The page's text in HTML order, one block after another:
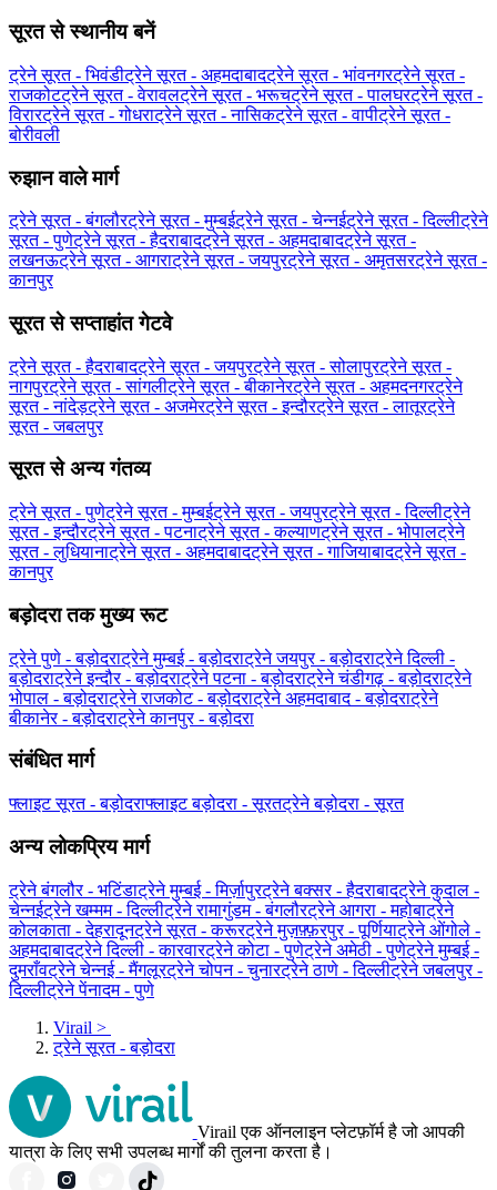
सूरत से स्थानीय बनें
ट्रेने सूरत - भिवंडीट्रेने सूरत - अहमदाबादट्रेने सूरत - भांवनगरट्रेने सूरत -
राजकोटट्रेने सूरत - वेरावलट्रेने सूरत - भरूचट्रेने सूरत - पालघरट्रेने सूरत -
विरारट्रेने सूरत - गोधराट्रेने सूरत - नासिकट्रेने सूरत - वापीट्रेने सूरत -
बोरीवली
रुझान वाले मार्ग
ट्रेने सूरत - बंगलौरट्रेने सूरत - मुम्बईट्रेने सूरत - चेन्नईट्रेने सूरत - दिल्लीट्रेने
सूरत - पुणेट्रेने सूरत - हैदराबादट्रेने सूरत - अहमदाबादट्रेने सूरत -
लखनऊट्रेने सूरत - आगराट्रेने सूरत - जयपुरट्रेने सूरत - अमृतसरट्रेने सूरत -
कानपुर
सूरत से सप्ताहांत गेटवे
ट्रेने सूरत - हैदराबादट्रेने सूरत - जयपुरट्रेने सूरत - सोलापुरट्रेने सूरत -
नागपुरट्रेने सूरत - सांगलीट्रेने सूरत - बीकानेरट्रेने सूरत - अहमदनगरट्रेने
सूरत - नांदेड़ट्रेने सूरत - अजमेरट्रेने सूरत - इन्दौरट्रेने सूरत - लातूरट्रेने
सूरत - जबलपुर
सूरत से अन्य गंतव्य
ट्रेने सूरत - पुणेट्रेने सूरत - मुम्बईट्रेने सूरत - जयपुरट्रेने सूरत - दिल्लीट्रेने
सूरत - इन्दौरट्रेने सूरत - पटनाट्रेने सूरत - कल्याणट्रेने सूरत - भोपालट्रेने
सूरत - लुधियानाट्रेने सूरत - अहमदाबादट्रेने सूरत - गाजियाबादट्रेने सूरत -
कानपुर
बड़ोदरा तक मुख्य रूट
ट्रेने पुणे - बड़ोदराट्रेने मुम्बई - बड़ोदराट्रेने जयपुर - बड़ोदराट्रेने दिल्ली -
बड़ोदराट्रेने इन्दौर - बड़ोदराट्रेने पटना - बड़ोदराट्रेने चंडीगढ़ - बड़ोदराट्रेने
भोपाल - बड़ोदराट्रेने राजकोट - बड़ोदराट्रेने अहमदाबाद - बड़ोदराट्रेने
बीकानेर - बड़ोदराट्रेने कानपुर - बड़ोदरा
संबंधित मार्ग
फ्लाइट सूरत - बड़ोदराफ्लाइट बड़ोदरा - सूरतट्रेने बड़ोदरा - सूरत
अन्य लोकप्रिय मार्ग
ट्रेने बंगलौर - भटिंडाट्रेने मुम्बई - मिर्ज़ापुरट्रेने बक्सर - हैदराबादट्रेने कुदाल -
चेन्नईट्रेने खम्मम - दिल्लीट्रेने रामागुंडम - बंगलौरट्रेने आगरा - महोबाट्रेने
कोलकाता - देहरादूनट्रेने सूरत - करूरट्रेने मुज़फ़्फ़रपुर - पूर्णियाट्रेने ओंगोले -
अहमदाबादट्रेने दिल्ली - कारवारट्रेने कोटा - पुणेट्रेने अमेठी - पुणेट्रेने मुम्बई -
दुमराँवट्रेने चेन्नई - मैंगलूरट्रेने चोपन - चुनारट्रेने ठाणे - दिल्लीट्रेने जबलपुर -
दिल्लीट्रेने पेंनादम - पुणे
Virail >
ट्रेने सूरत - बड़ोदरा
Virail एक ऑनलाइन प्लेटफ़ॉर्म है जो आपकी
यात्रा के लिए सभी उपलब्ध मार्गों की तुलना करता है।